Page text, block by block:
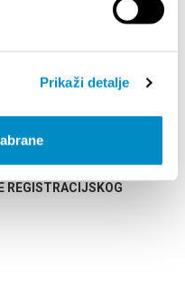
Prikaži detalje
2027. - VAŽNA
REGISTRACIJSKOG